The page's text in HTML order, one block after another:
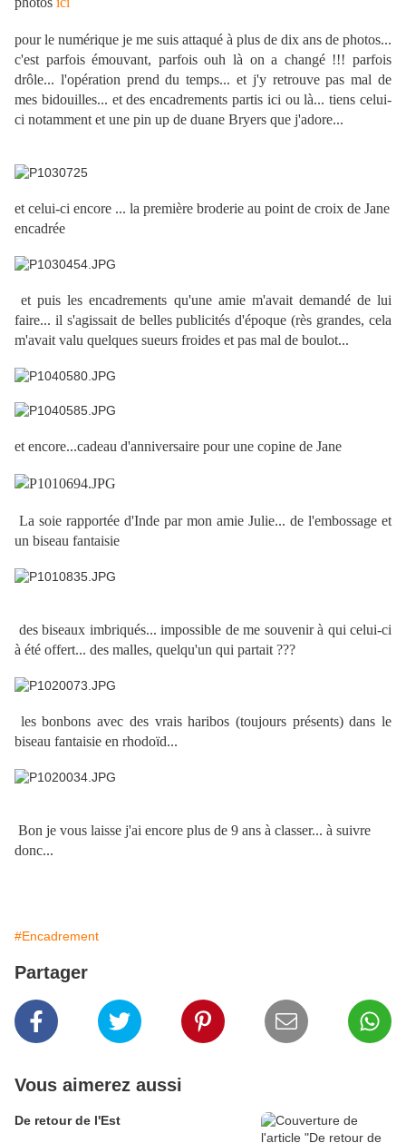
pour le numérique je me suis attaqué à plus de dix ans de photos...
c'est parfois émouvant, parfois ouh là on a changé !!! parfois
drôle... l'opération prend du temps... et j'y retrouve pas mal de
mes bidouilles... et des encadrements partis ici ou là... tiens celui-
ci notamment et une pin up de duane Bryers que j'adore...
et celui-ci encore ... la première broderie au point de croix de Jane
encadrée
et puis les encadrements qu'une amie m'avait demandé de lui
faire... il s'agissait de belles publicités d'époque (rès grandes, cela
m'avait valu quelques sueurs froides et pas mal de boulot...
et encore...cadeau d'anniversaire pour une copine de Jane
La soie rapportée d'Inde par mon amie Julie... de l'embossage et
un biseau fantaisie
des biseaux imbriqués... impossible de me souvenir à qui celui-ci
à été offert... des malles, quelqu'un qui partait ???
les bonbons avec des vrais haribos (toujours présents) dans le
biseau fantaisie en rhodoïd...
Bon je vous laisse j'ai encore plus de 9 ans à classer... à suivre
donc...
#Encadrement
Partager
Vous aimerez aussi
De retour de l'Est